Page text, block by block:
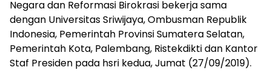
Negara dan Reformasi Birokrasi bekerja sama
dengan Universitas Sriwijaya, Ombusman Republik
Indonesia, Pemerintah Provinsi Sumatera Selatan,
Pemerintah Kota, Palembang, Ristekdikti dan Kantor
Staf Presiden pada hsri kedua, Jumat (27/09/2019).